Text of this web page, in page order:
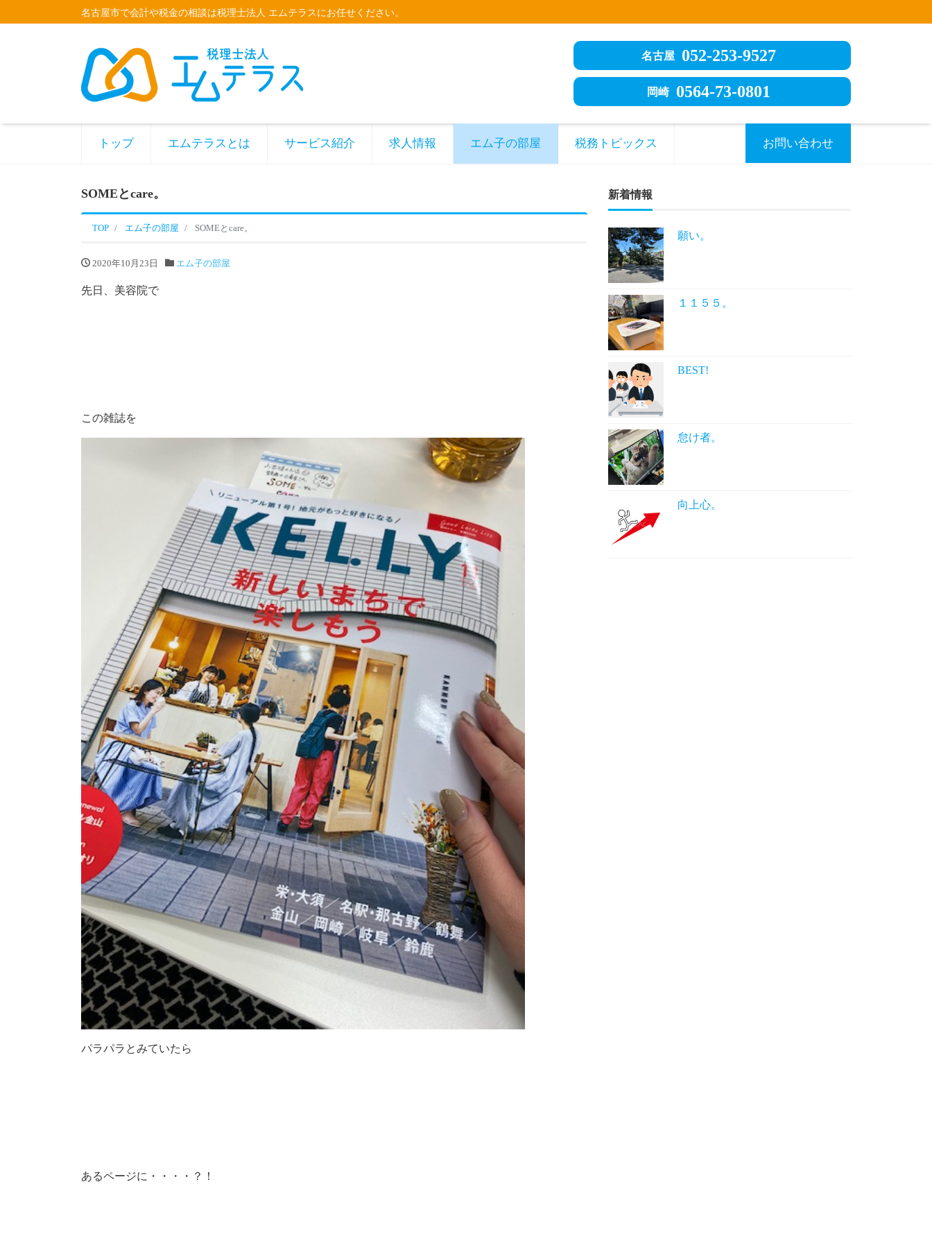
名古屋市で会計や税金の相談は税理士法人 エムテラスにお任せください。
名古屋 052-253-9527
岡崎 0564-73-0801
トップ エムテラスとは サービス紹介 求人情報 エム子の部屋 税務トピックス お問い合わせ
SOMEとcare。
TOP エム子の部屋 SOMEとcare。
2020年10月23日 エム子の部屋
先日、美容院で
この雑誌を
パラパラとみていたら
あるページに・・・・？！
新着情報
願い。
１１５５。
BEST!
怠け者。
向上心。